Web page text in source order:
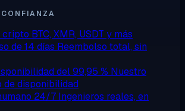
cripto BTC, XMR, USDT y más
de 14 días Reembolso total, sin
del 99,95 % Nuestro
de disponibilidad
24/7 Ingenieros reales, en